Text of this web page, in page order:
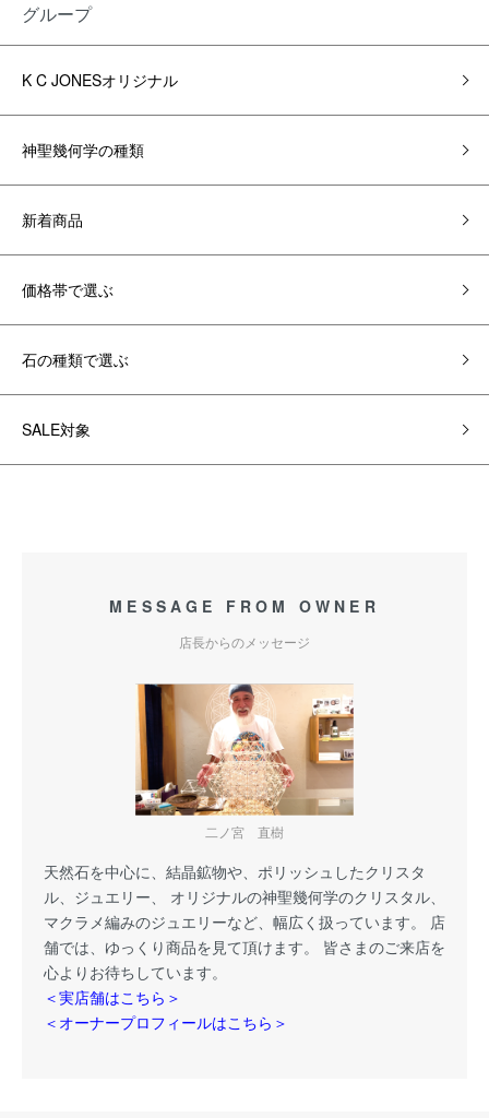
グループ
K C JONESオリジナル
神聖幾何学の種類
新着商品
価格帯で選ぶ
石の種類で選ぶ
SALE対象
MESSAGE FROM OWNER
店長からのメッセージ
二ノ宮 直樹
天然石を中心に、結晶鉱物や、ポリッシュしたクリスタ
ル、ジュエリー、 オリジナルの神聖幾何学のクリスタル、
マクラメ編みのジュエリーなど、幅広く扱っています。 店
舗では、ゆっくり商品を見て頂けます。 皆さまのご来店を
心よりお待ちしています。
＜実店舗はこちら＞
＜オーナープロフィールはこちら＞